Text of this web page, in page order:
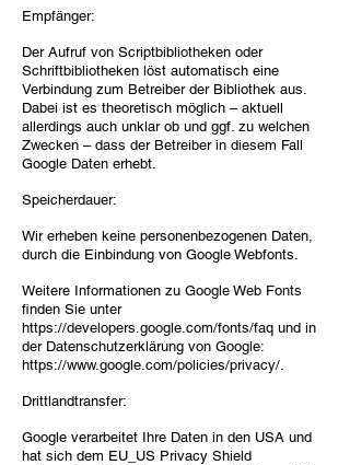
Empfänger:
Der Aufruf von Scriptbibliotheken oder
Schriftbibliotheken löst automatisch eine
Verbindung zum Betreiber der Bibliothek aus.
Dabei ist es theoretisch möglich – aktuell
allerdings auch unklar ob und ggf. zu welchen
Zwecken – dass der Betreiber in diesem Fall
Google Daten erhebt.
Speicherdauer:
Wir erheben keine personenbezogenen Daten,
durch die Einbindung von Google Webfonts.
Weitere Informationen zu Google Web Fonts
finden Sie unter
https://developers.google.com/fonts/faq und in
der Datenschutzerklärung von Google:
https://www.google.com/policies/privacy/.
Drittlandtransfer:
Google verarbeitet Ihre Daten in den USA und
hat sich dem EU_US Privacy Shield